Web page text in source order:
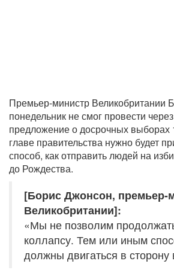
Премьер-министр Великобритании
понедельник не смог провести
предложение о досрочных выборах
главе правительства нужно будет
способ, как отправить людей на
до Рождества.
[Борис Джонсон, премьер-
Великобритании]:
«Мы не позволим
коллапсу. Тем или иным
должны двигаться в